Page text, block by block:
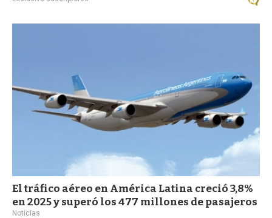
El tráfico aéreo en América Latina creció 3,8%
en 2025 y superó los 477 millones de pasajeros
Noticias